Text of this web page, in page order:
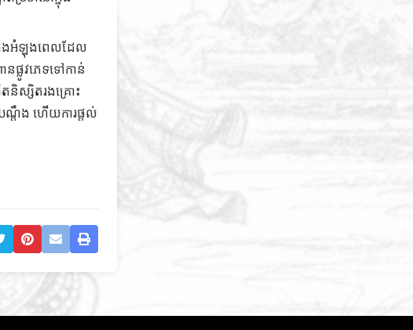
នុងអំឡុងពេលដែល
ផ្លូវភេទទៅកាន់
និស្សិតរងគ្រោះ
ណ្តឹង ហើយការផ្តល់